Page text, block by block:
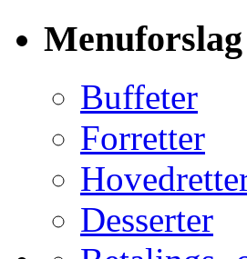
Menuforslag
Buffeter
Forretter
Desserter